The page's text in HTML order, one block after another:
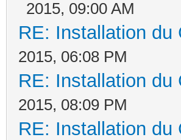
2015, 09:00 AM
RE: Installation du
2015, 06:08 PM
RE: Installation du
2015, 08:09 PM
RE: Installation du